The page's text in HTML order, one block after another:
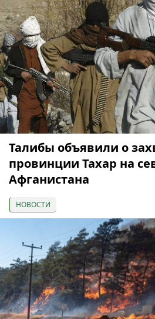
Талибы объявили о
провинции Тахар на
Афганистана
НОВОСТИ